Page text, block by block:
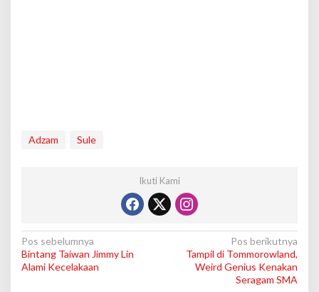
Adzam Sule
Ikuti Kami
N
a
Pos sebelumnya
Bintang Taiwan Jimmy Lin
Alami Kecelakaan
Pos berikutnya
Tampil di Tommorowland,
Weird Genius Kenakan
Seragam SMA